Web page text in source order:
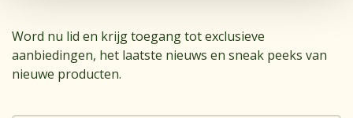
Word nu lid en krijg toegang tot exclusieve
aanbiedingen, het laatste nieuws en sneak peeks van
nieuwe producten.